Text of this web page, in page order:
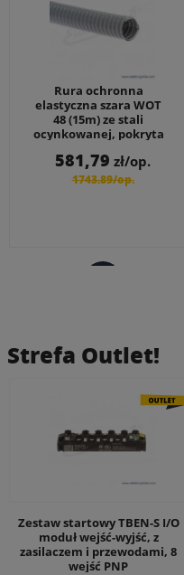
Rura ochronna
elastyczna szara WOT
48 (15m) ze stali
ocynkowanej, pokryta
50mm
581,79 zł/op.
podstawowa
1743.89/op.
Strefa Outlet!
Zestaw startowy TBEN-S I/O
moduł wejść-wyjść, z
zasilaczem i przewodami, 8
wejść PNP